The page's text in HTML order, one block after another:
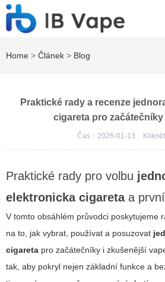
Home > Článek > Blog
Praktické rady a recenze
cigareta pro
Čas：2026-01-13
Praktické rady pro volbu
elektronicka cigaretaa
V tomto obsáhlém průvodci poskytujeme
na to, jak vybrat, používat a posuzovat
cigareta pro začátečníky i zkušenější
tak, aby pokryl nejen základní funkce a